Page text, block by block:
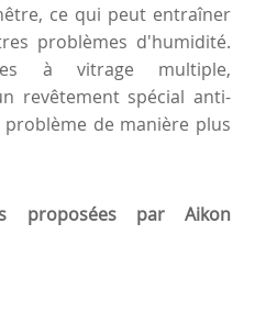
ce qui peut entraîner
problèmes d'humidité.
à vitrage multiple,
revêtement spécial anti-
de manière plus
proposées par Aikon